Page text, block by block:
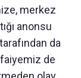
merkez
anonsu
da
de